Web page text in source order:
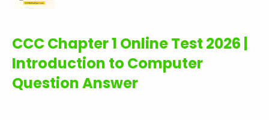
CCC Chapter 1 Online Test 2026 |
Introduction to Computer
Question Answer